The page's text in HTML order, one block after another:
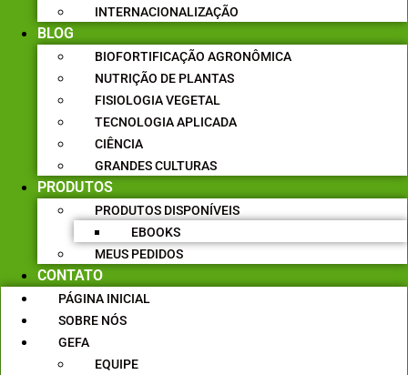
INTERNACIONALIZAÇÃO
BLOG
BIOFORTIFICAÇÃO AGRONÔMICA
NUTRIÇÃO DE PLANTAS
FISIOLOGIA VEGETAL
TECNOLOGIA APLICADA
CIÊNCIA
GRANDES CULTURAS
PRODUTOS
PRODUTOS DISPONÍVEIS
EBOOKS
MEUS PEDIDOS
CONTATO
PÁGINA INICIAL
SOBRE NÓS
GEFA
EQUIPE